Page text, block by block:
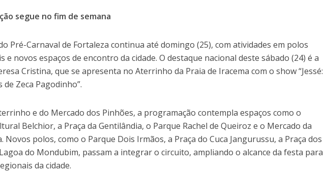
segue no fim de semana
Pré-Carnaval de Fortaleza continua até domingo (25), com atividades em polos
e novos espaços de encontro da cidade. O destaque nacional deste sábado (24) é a
Cristina, que se apresenta no Aterrinho da Praia de Iracema com o show “Jessé:
de Zeca Pagodinho”.
e do Mercado dos Pinhões, a programação contempla espaços como o
Belchior, a Praça da Gentilândia, o Parque Rachel de Queiroz e o Mercado da
Novos polos, como o Parque Dois Irmãos, a Praça do Cuca Jangurussu, a Praça dos
do Mondubim, passam a integrar o circuito, ampliando o alcance da festa para
da cidade.